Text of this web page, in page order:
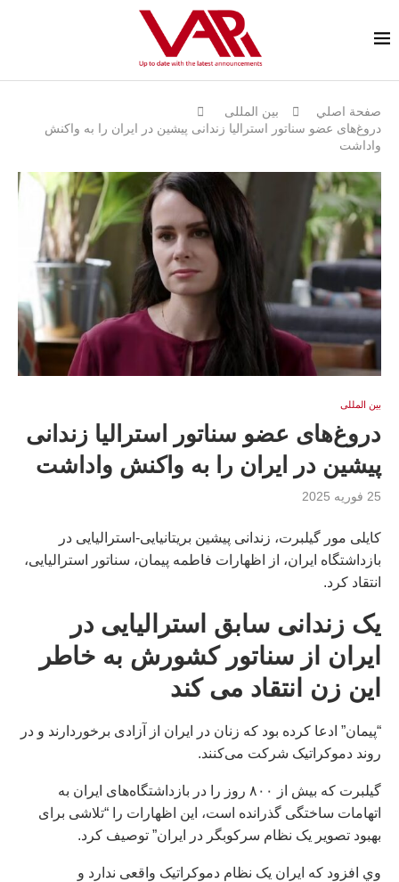
صفحة اصلي
بين المللى
دروغ‌های عضو سناتور استرالیا زندانی پیشین در ایران را به واکنش
واداشت
بين المللى
دروغ‌های عضو سناتور استرالیا زندانی
پیشین در ایران را به واکنش واداشت
25 فوریه 2025
کایلی مور گیلبرت، زندانی پیشین بریتانیایی-استرالیایی در
بازداشتگاه ایران، از اظهارات فاطمه پیمان، سناتور استرالیایی،
انتقاد کرد.
یک زندانی سابق استرالیایی در
ایران از سناتور کشورش به خاطر
این زن انتقاد می کند
“پیمان” ادعا کرده بود که زنان در ایران از آزادی برخوردارند و در
روند دموکراتیک شرکت می‌کنند.
گیلبرت که بیش از ۸۰۰ روز را در بازداشتگاه‌های ایران به
اتهامات ساختگی گذرانده است، این اظهارات را “تلاشی برای
بهبود تصویر یک نظام سرکوبگر در ایران” توصیف کرد.
وي افزود که ایران یک نظام دموکراتیک واقعی ندارد و